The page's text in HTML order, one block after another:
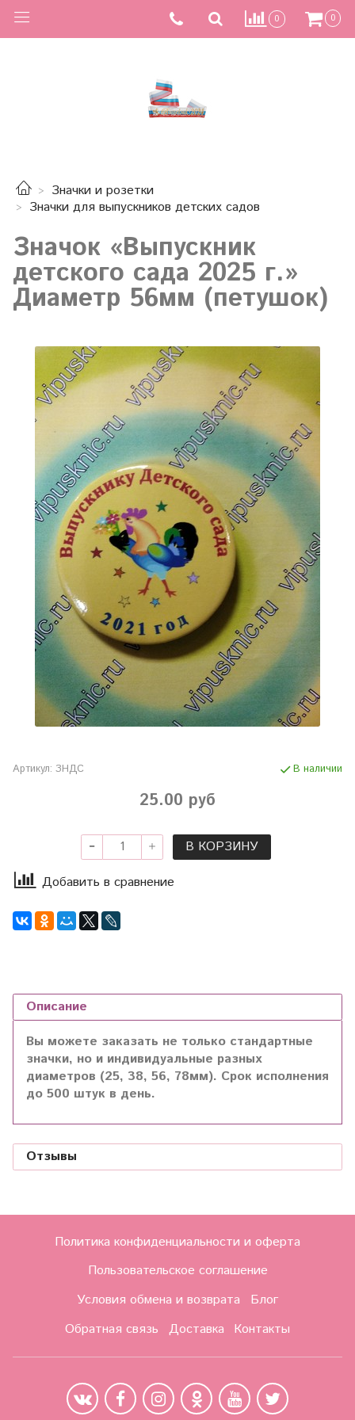
0 0
Значки и розетки
Значки для выпускников детских садов
Значок «Выпускник
детского сада 2025 г.»
Диаметр 56мм (петушок)
Артикул: ЗНДС В наличии
25.00 руб
В КОРЗИНУ
Добавить в сравнение
Описание
Вы можете заказать не только стандартные
значки, но и индивидуальные разных
диаметров (25, 38, 56, 78мм). Срок исполнения
до 500 штук в день.
Отзывы
Политика конфиденциальности и оферта
Пользовательское соглашение
Условия обмена и возврата
Блог
Обратная связь
Доставка Контакты